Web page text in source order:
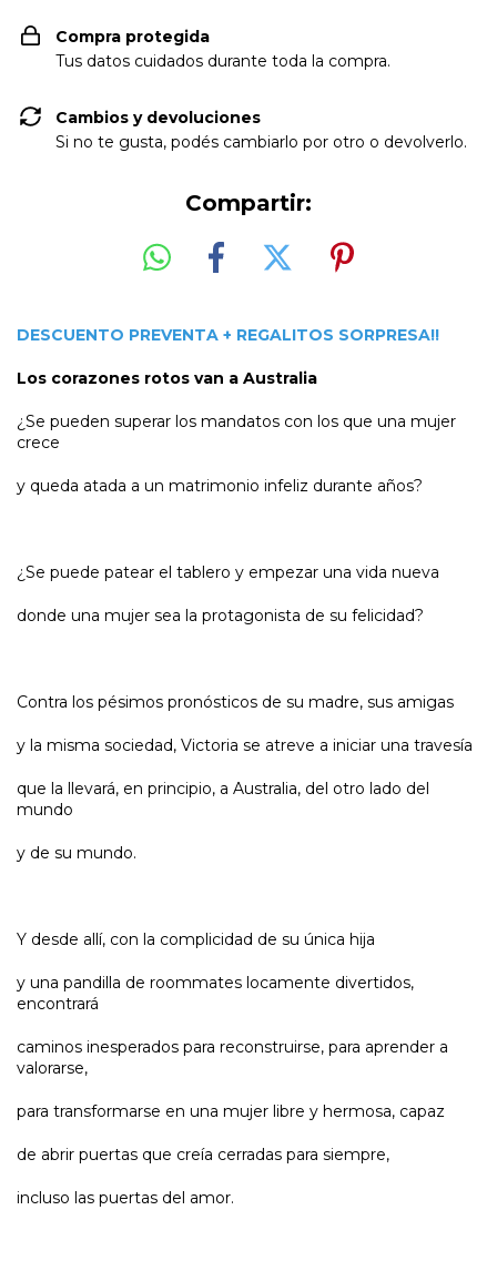
Compra protegida
Tus datos cuidados durante toda la compra.
Cambios y devoluciones
Si no te gusta, podés cambiarlo por otro o devolverlo.
Compartir:
DESCUENTO PREVENTA + REGALITOS SORPRESA!!
Los corazones rotos van a Australia
¿Se pueden superar los mandatos con los que una mujer
crece
y queda atada a un matrimonio infeliz durante años?
¿Se puede patear el tablero y empezar una vida nueva
donde una mujer sea la protagonista de su felicidad?
Contra los pésimos pronósticos de su madre, sus amigas
y la misma sociedad, Victoria se atreve a iniciar una travesía
que la llevará, en principio, a Australia, del otro lado del
mundo
y de su mundo.
Y desde allí, con la complicidad de su única hija
y una pandilla de roommates locamente divertidos,
encontrará
caminos inesperados para reconstruirse, para aprender a
valorarse,
para transformarse en una mujer libre y hermosa, capaz
de abrir puertas que creía cerradas para siempre,
incluso las puertas del amor.